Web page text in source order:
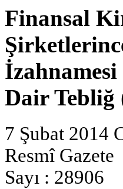
Finansal
Dair Tebliğ
7 Şubat 2014
Resmî Gazete
Sayı : 28906